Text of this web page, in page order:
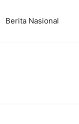
Berita Nasional